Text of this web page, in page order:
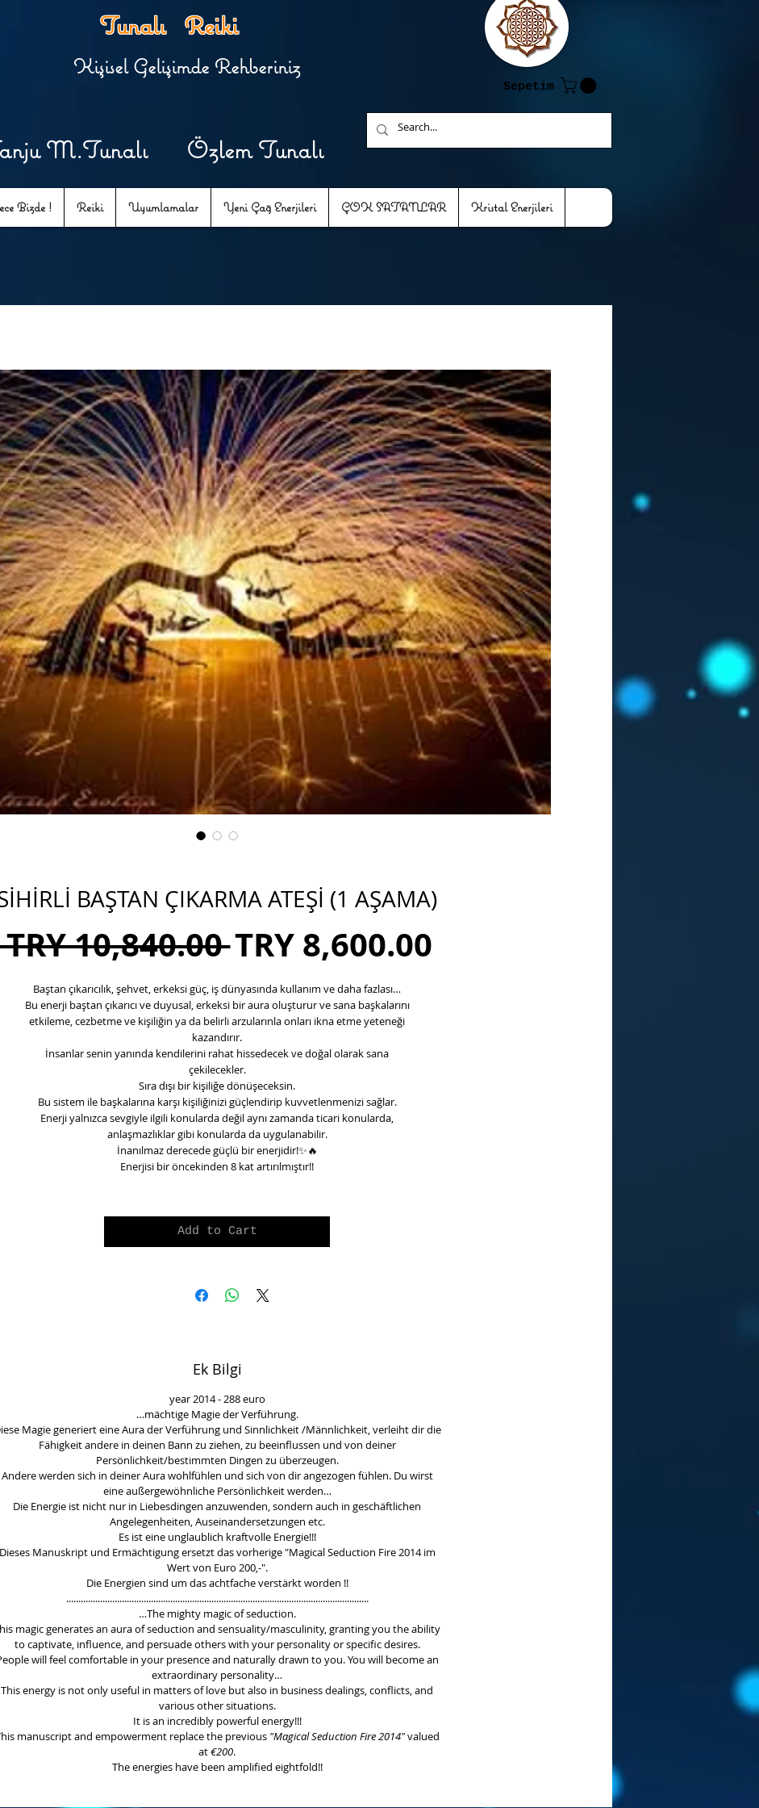
Tunalı Reiki
Kişisel Gelişimde Rehberiniz
M.Tunalı Özlem Tunalı
Sepetim
Bizde ! Reiki Uyumlamalar Yeni Çağ Enerjileri ÇOK SATANLAR Kristal Enerjileri
BAŞTAN ÇIKARMA ATEŞİ (1 AŞAMA)
10,840.00 Regular
Price
TRY 8,600.00Sale
Baştan çıkarıcılık, şehvet, erkeksi güç, iş dünyasında kullanım ve daha fazlası…
Bu enerji baştan çıkarıcı ve duyusal, erkeksi bir aura oluşturur ve sana başkalarını
etkileme, cezbetme ve kişiliğin ya da belirli arzularınla onları ikna etme yeteneği
kazandırır.
İnsanlar senin yanında kendilerini rahat hissedecek ve doğal olarak sana
çekilecekler.
Sıra dışı bir kişiliğe dönüşeceksin.
Bu sistem ile başkalarına karşı kişiliğinizi güçlendirip kuvvetlenmenizi sağlar.
Enerji yalnızca sevgiyle ilgili konularda değil aynı zamanda ticari konularda,
anlaşmazlıklar gibi konularda da uygulanabilir.
İnanılmaz derecede güçlü bir enerjidir!✨🔥
Enerjisi bir öncekinden 8 kat artırılmıştır!!
Add to Cart
Ek Bilgi
year 2014 - 288 euro
…mächtige Magie der Verführung.
Magie generiert eine Aura der Verführung und Sinnlichkeit /Männlichkeit, verleiht dir die
Fähigkeit andere in deinen Bann zu ziehen, zu beeinflussen und von deiner
Persönlichkeit/bestimmten Dingen zu überzeugen.
Andere werden sich in deiner Aura wohlfühlen und sich von dir angezogen fühlen. Du wirst
eine außergewöhnliche Persönlichkeit werden…
Die Energie ist nicht nur in Liebesdingen anzuwenden, sondern auch in geschäftlichen
Angelegenheiten, Auseinandersetzungen etc.
Es ist eine unglaublich kraftvolle Energie!!!
Dieses Manuskript und Ermächtigung ersetzt das vorherige "Magical Seduction Fire 2014 im
Wert von Euro 200,-".
Die Energien sind um das achtfache verstärkt worden !!
.............................................................................................................................
…The mighty magic of seduction.
magic generates an aura of seduction and sensuality/masculinity, granting you the ability
to captivate, influence, and persuade others with your personality or specific desires.
will feel comfortable in your presence and naturally drawn to you. You will become an
extraordinary personality…
This energy is not only useful in matters of love but also in business dealings, conflicts, and
various other situations.
It is an incredibly powerful energy!!!
manuscript and empowerment replace the previous "Magical Seduction Fire 2014"valued
at€200.
The energies have been amplified eightfold!!